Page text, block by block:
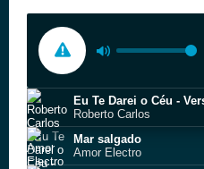
Eu Te Darei o Céu -
Roberto Carlos
Mar salgado
Amor Electro